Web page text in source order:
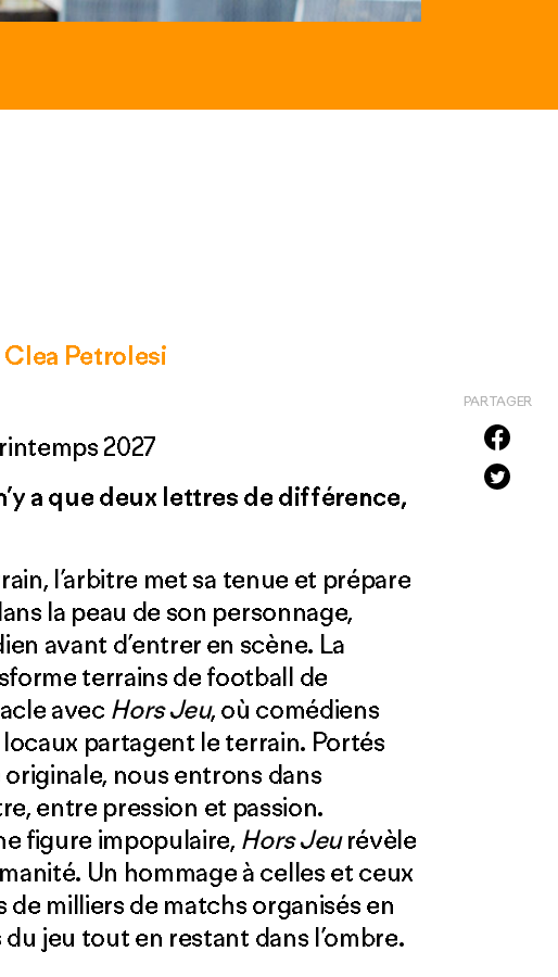
PARTAGER
Clea Petrolesi
2027
a que deux lettres de différence,
l’arbitre met sa tenue et prépare
la peau de son personnage,
avant d’entrer en scène. La
terrains de football de
avec Hors Jeu, où comédiens
partagent le terrain. Portés
nous entrons dans
entre pression et passion.
figure impopulaire, Hors Jeurévèle
Un hommage à celles et ceux
milliers de matchs organisés en
jeu tout en restant dans l’ombre.